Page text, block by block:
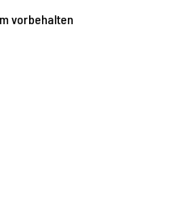
vorbehalten